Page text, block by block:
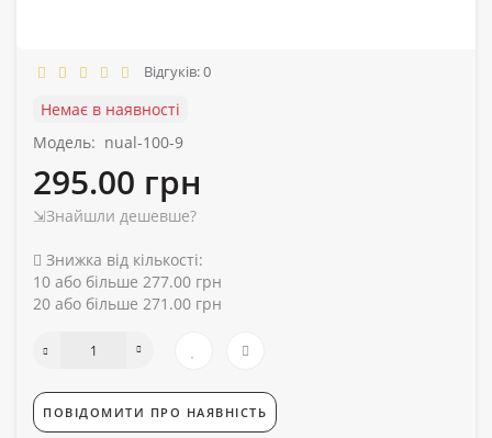
Відгуків: 0
Немає в наявності
Модель: nual-100-9
295.00 грн
⇲Знайшли дешевше?
Знижка від кількості:
10 або більше 277.00 грн
20 або більше 271.00 грн
ПОВІДОМИТИ ПРО НАЯВНІСТЬ